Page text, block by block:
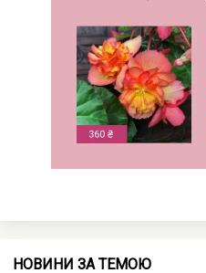
НОВИНИ ЗА ТЕМОЮ